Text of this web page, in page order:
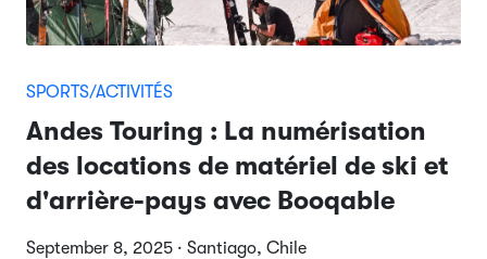
SPORTS/ACTIVITÉS
Andes Touring : La numérisation
des locations de matériel de ski et
d'arrière-pays avec Booqable
September 8, 2025 · Santiago, Chile